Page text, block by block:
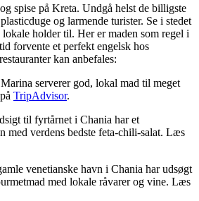
spise på Kreta. Undgå helst de billigste
og larmende turister. Se i stedet
holder til. Her er maden som regel i
forvente et perfekt engelsk hos
kan anbefales:
serverer god, lokal mad til meget
TripAdvisor.
til fyrtårnet i Chania har et
med verdens bedste feta-chili-salat. Læs
venetianske havn i Chania har udsøgt
med lokale råvarer og vine. Læs